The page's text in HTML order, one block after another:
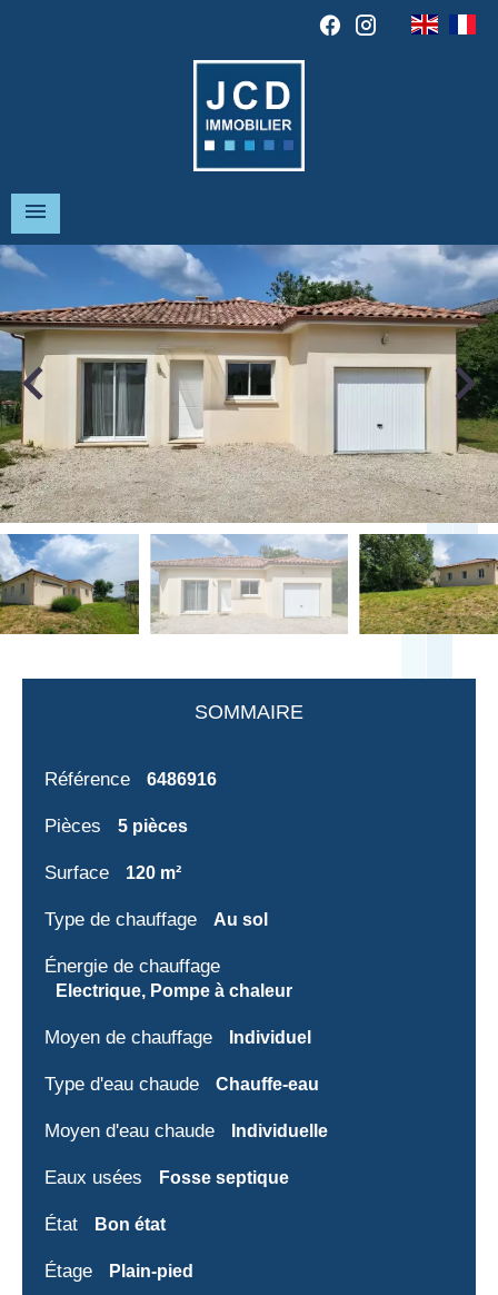
SOMMAIRE
Référence 6486916
Pièces 5 pièces
Surface 120 m²
Type de chauffage Au sol
Énergie de chauffage
Electrique, Pompe à chaleur
Moyen de chauffage Individuel
Type d'eau chaude Chauffe-eau
Moyen d'eau chaude Individuelle
Eaux usées Fosse septique
État Bon état
Étage Plain-pied